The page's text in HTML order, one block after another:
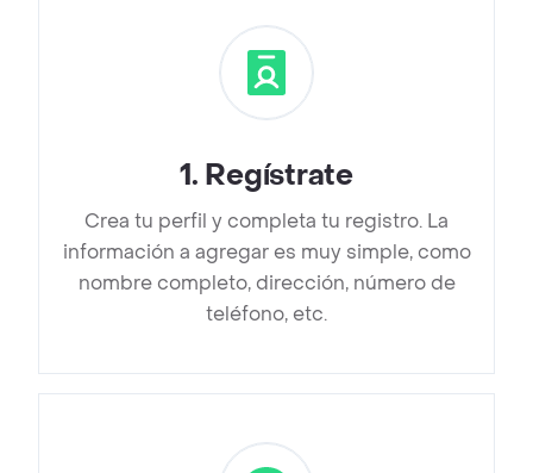
1. Regístrate
Crea tu perfil y completa tu registro. La
información a agregar es muy simple, como
nombre completo, dirección, número de
teléfono, etc.